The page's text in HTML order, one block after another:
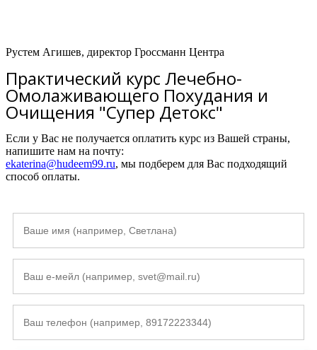
Рустем Агишев, директор Гроссманн Центра
Практический курс Лечебно-
Омолаживающего Похудания и
Очищения "Супер Детокс"
Если у Вас не получается оплатить курс из Вашей страны,
напишите нам на почту:
ekaterina@hudeem99.ru, мы подберем для Вас подходящий
способ оплаты.